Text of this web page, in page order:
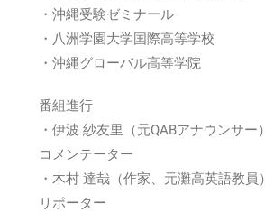
・沖縄受験ゼミナール
・八洲学園大学国際高等学校
・沖縄グローバル高等学院
番組進行
・伊波 紗友里（元QABアナウンサー）
コメンテーター
・木村 達哉（作家、元灘高英語教員）
リポーター